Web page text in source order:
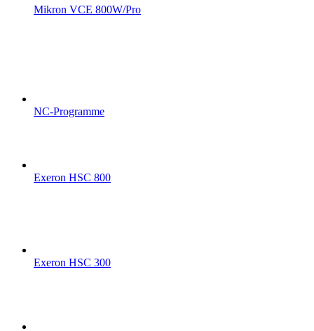
Mikron VCE 800W/Pro
NC-Programme
Exeron HSC 800
Exeron HSC 300